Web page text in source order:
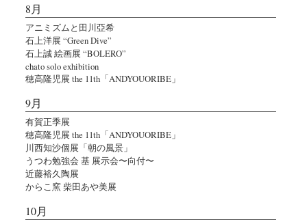
8月
アニミズムと田川亞希
石上洋展 “Green Dive”
石上誠 絵画展 “BOLERO”
chato solo exhibition
穂高隆児展 the 11th「ANDYOUORIBE」
9月
有賀正季展
穂高隆児展 the 11th「ANDYOUORIBE」
川西知沙個展「朝の風景」
うつわ勉強会 基 展示会〜向付〜
近藤裕久陶展
からこ窯 柴田あや美展
10月